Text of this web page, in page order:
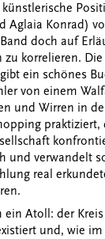
Aglaia Konrad)
doch auf
korrelieren.
ein schönes
von einem
und Wirren in
und verwandelt
real
Atoll: der
und, wie im